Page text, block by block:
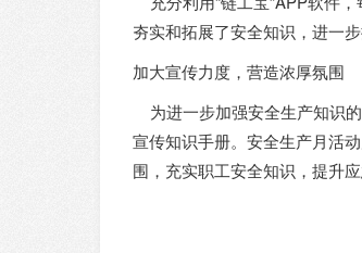
夯实和拓展了安全知识，进一
加大宣传力度，营造浓厚氛围
为进一步加强安全生产知识
宣传知识手册。安全生产月活
围，充实职工安全知识，提升应